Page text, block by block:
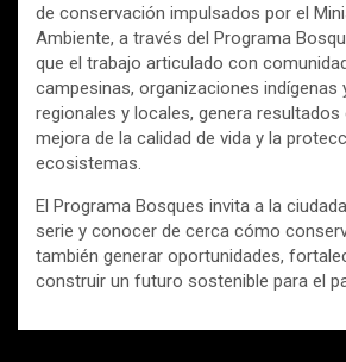
de conservación impulsados por el
Ambiente, a través del Programa
que el trabajo articulado con
campesinas, organizaciones indígenas
regionales y locales, genera
mejora de la calidad de vida y la
ecosistemas.
El Programa Bosques invita a la
serie y conocer de cerca cómo
también generar oportunidades,
construir un futuro sostenible para el